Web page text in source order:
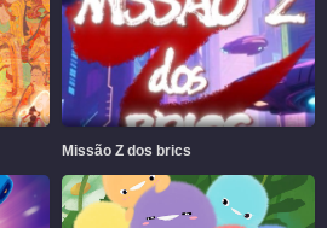
Missão Z dos brics